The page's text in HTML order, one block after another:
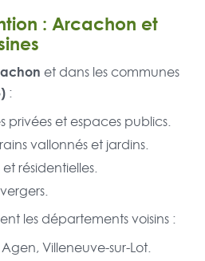
: Arcachon et
et dans les communes
:
privées et espaces publics.
vallonnés et jardins.
et résidentielles.
les départements voisins :
Agen, Villeneuve-sur-Lot.